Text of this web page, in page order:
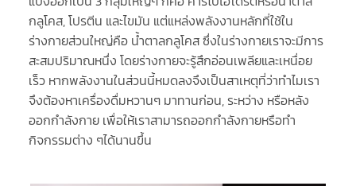
กลูโคส, โปรตีน และไขมัน แต่แหล่งพลังงานหลักที่ใช้ใน
ร่างกายส่วนใหญ่คือ น้ำตาลกลูโคส ซึ่งในร่างกายเราจะมีการ
สะสมปริมาณหนึ่ง โดยร่างกายจะรู้สึกอ่อนเพลียและเหนื่อย
เร็ว หากพลังงานในส่วนนี้หมดลงจึงเป็นสาเหตุที่ว่าทำไมเรา
จึงต้องหาเครื่องดื่มหวานๆ มาทานก่อน, ระหว่าง หรือหลัง
ออกกำลังกาย เพื่อให้เราสามารถออกกำลังกายหรือทำ
กิจกรรมต่าง ๆได้นานขึ้น